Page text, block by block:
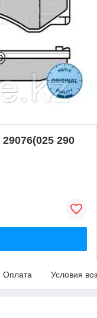
290
Оплата Условия